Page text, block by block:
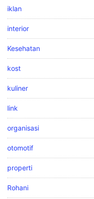
iklan
interior
Kesehatan
kost
kuliner
link
organisasi
otomotif
properti
Rohani